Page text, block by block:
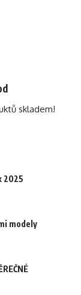
skladem!
2025
modely